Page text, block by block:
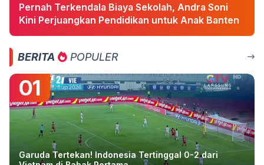
Pernah Terkendala Biaya Sekolah, Andra Soni
Kini Perjuangkan Pendidikan untuk Anak Banten
BERITA POPULER
01
Garuda Tertekan! Indonesia Tertinggal 0-2 dari